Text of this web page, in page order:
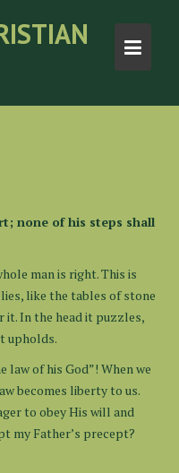
none of his steps shall
man is right. This is
like the tables of stone
it. In the head it puzzles,
upholds.
law of his God”! When we
becomes liberty to us.
to obey His will and
my Father’s precept?